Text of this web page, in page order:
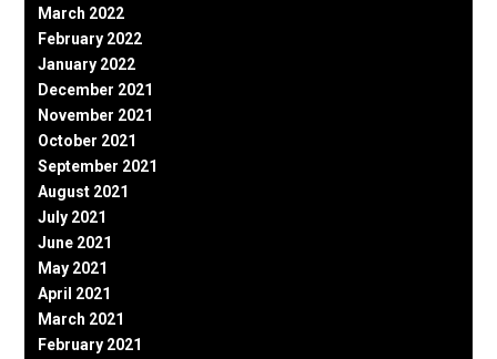
March 2022
February 2022
January 2022
December 2021
November 2021
October 2021
September 2021
August 2021
July 2021
June 2021
May 2021
April 2021
March 2021
February 2021